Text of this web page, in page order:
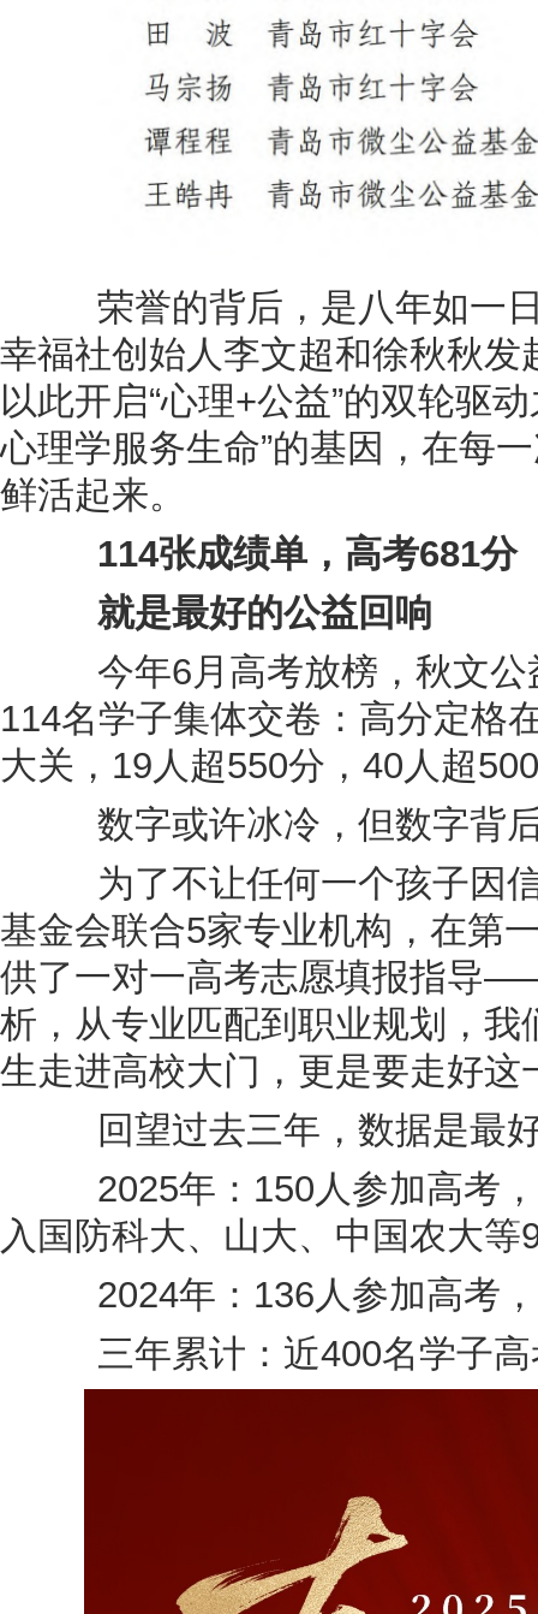
荣誉的背后，是八年如一日
幸福社创始人李文超和徐秋秋
以此开启“心理+公益”的双轮驱
心理学服务生命”的基因，在每
鲜活起来。
114张成绩单，高考681分
就是最好的公益回响
今年6月高考放榜，秋文公
114名学子集体交卷：高分定格
大关，19人超550分，40人超
数字或许冰冷，但数字背后
为了不让任何一个孩子因信
基金会联合5家专业机构，在第
供了一对一高考志愿填报指导
析，从专业匹配到职业规划，
生走进高校大门，更是要走好这
回望过去三年，数据是最好
2025年：150人参加高考，
入国防科大、山大、中国农大等
2024年：136人参加高考，
三年累计：近400名学子高